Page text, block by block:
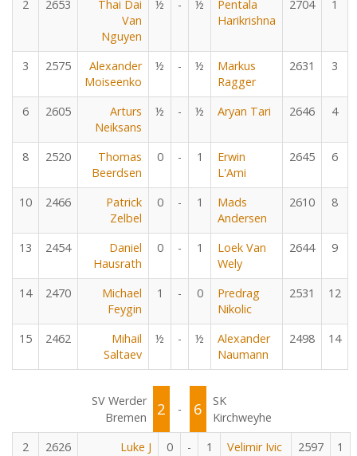
2 2653
Thai Dai
Van
Nguyen
½ - ½
Pentala
Harikrishna
2704 1
3 2575
Alexander
Moiseenko
½ - ½
Markus
Ragger
2631 3
6 2605
Arturs
Neiksans
½ - ½ Aryan Tari 2646 4
8 2520
Thomas
Beerdsen
0 - 1
Erwin
L'Ami
2645 6
10 2466
Patrick
Zelbel
0 - 1
Mads
Andersen
2610 8
13 2454
Daniel
Hausrath
0 - 1
Loek Van
Wely
2644 9
14 2470
Michael
Feygin
1 - 0
Predrag
Nikolic
2531 12
15 2462
Mihail
Saltaev
½ - ½
Alexander
Naumann
2498 14
SV Werder
Bremen
2 - 6
SK
Kirchweyhe
2
2626
Luke J
0 - 1 Velimir Ivic 2597 1